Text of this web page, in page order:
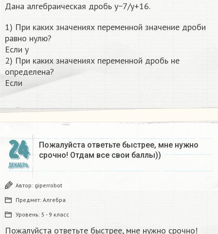
Дана алгебраическая дробь y−7/y+16.
1) При каких значениях переменной значение дроби
равно нулю?
Если y
2) При каких значениях переменной дробь не
определена?
Если
24
ДЕКАБРЬ
Пожалуйста ответьте быстрее, мне нужно
срочно! Отдам все свои баллы))
Автор: giperrobot
Предмет: Алгебра
Уровень: 5 - 9 класс
Пожалуйста ответьте быстрее, мне нужно срочно!